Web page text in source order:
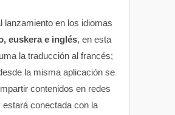
lanzamiento en los idiomas
euskera e inglés, en esta
la traducción al francés;
la misma aplicación se
contenidos en redes
conectada con la